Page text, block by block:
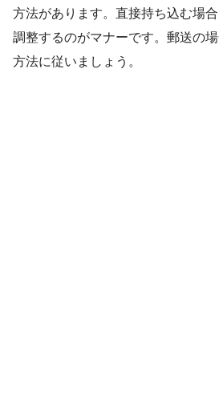
方法があります。直接持ち込む場
調整するのがマナーです。郵送の
方法に従いましょう。